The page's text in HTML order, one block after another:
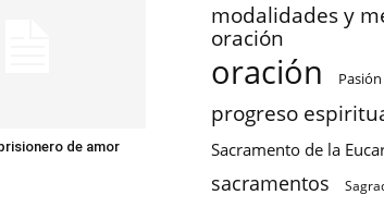
de amor
modalidades y
oración
oración
progreso
Sacramento de la
sacramentos